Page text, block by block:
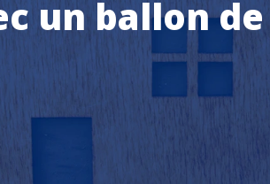
un ballon